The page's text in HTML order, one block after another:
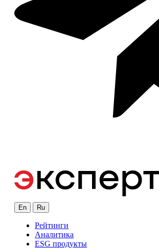
En Ru
Рейтинги
Аналитика
ESG продукты